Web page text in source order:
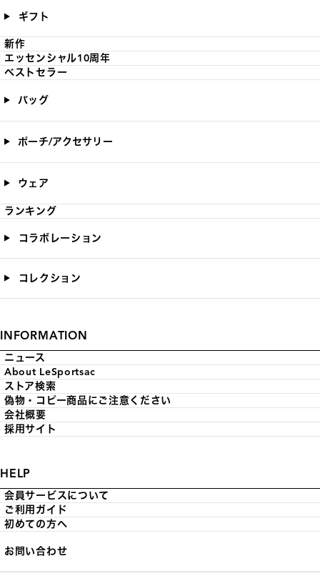
ギフト
新作
エッセンシャル10周年
ベストセラー
バッグ
ポーチ/アクセサリー
ウェア
ランキング
コラボレーション
コレクション
INFORMATION
ニュース
About LeSportsac
ストア検索
偽物・コピー商品にご注意ください
会社概要
採用サイト
HELP
会員サービスについて
ご利用ガイド
初めての方へ
お問い合わせ